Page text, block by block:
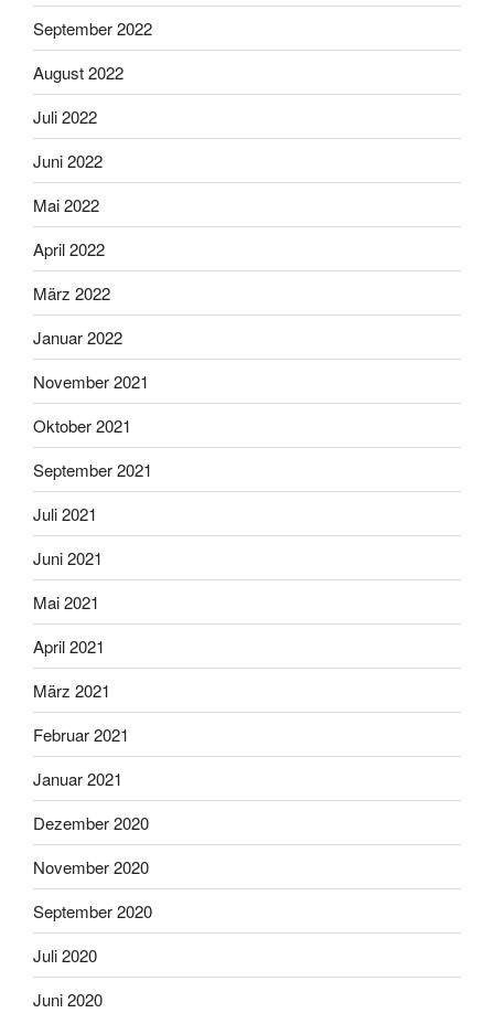
September 2022
August 2022
Juli 2022
Juni 2022
Mai 2022
April 2022
März 2022
Januar 2022
November 2021
Oktober 2021
September 2021
Juli 2021
Juni 2021
Mai 2021
April 2021
März 2021
Februar 2021
Januar 2021
Dezember 2020
November 2020
September 2020
Juli 2020
Juni 2020